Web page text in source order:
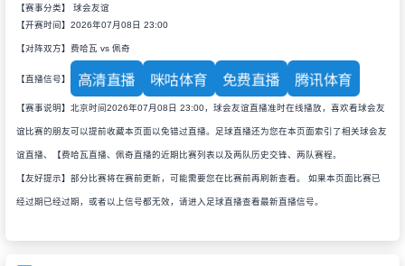
【赛事分类】 球会友谊
【开赛时间】2026年07月08日 23:00
【对阵双方】费哈瓦 vs 佩奇
【直播信号】 高清直播 咪咕体育 免费直播 腾讯体育
【赛事说明】北京时间2026年07月08日 23:00，球会友谊直播准时在线播放，喜欢看球会友
谊比赛的朋友可以提前收藏本页面以免错过直播。足球直播还为您在本页面索引了相关球会友
谊直播、【费哈瓦直播、佩奇直播的近期比赛列表以及两队历史交锋、两队赛程。
【友好提示】部分比赛将在赛前更新，可能需要您在比赛前再刷新查看。 如果本页面比赛已
经过期已经过期，或者以上信号都无效，请进入足球直播查看最新直播信号。